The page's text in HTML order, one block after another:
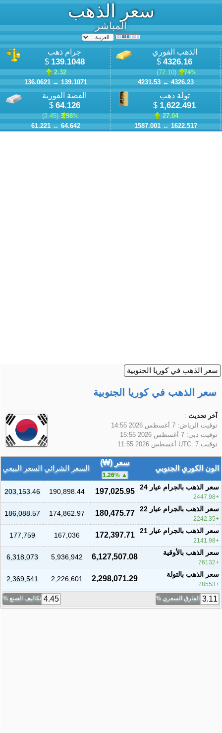
سعر الذهب
المباشر
الذهب الفوري
4326.16
$
1.74% (
72.10
)
4326.23
↔
4231.53
جرام ذهب
139.1048
$
2.32
139.1071
↔
136.0621
تولة ذهب
1,622.491
$
27.04
1622.517
↔
1587.001
الفضة الفورية
64.126
$
3.98% (
2.45
)
64.642
↔
61.221
سعر الذهب في كوريا الجنوبية
سعر الذهب في كوريا الجنوبية
آخر تحديث :
توقيت الرياض: 7 أغسطس 2026 14:55
توقيت دبي: 7 أغسطس 2026 15:55
توقيت UTC: 7 أغسطس 2026 11:55
الون الكوري الجنوبي
سعر (₩)
1.26%
السعر الشرائي السعر البيعي
سعر الذهب بالجرام عيار 24
2447.98
197,025.95
190,898.44
203,153.46
سعر الذهب بالجرام عيار 22
2242.35
180,475.77
174,862.97
186,088.57
سعر الذهب بالجرام عيار 21
2141.98
172,397.71
167,036
177,759
سعر الذهب بالأوقية
76132
6,127,507.08
5,936,942
6,318,073
سعر الذهب بالتولة
28553
2,298,071.29
2,226,601
2,369,541
الفارق السعري % تكاليف الصنع %